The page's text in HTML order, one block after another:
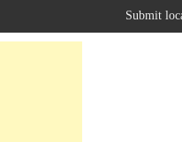
Submit